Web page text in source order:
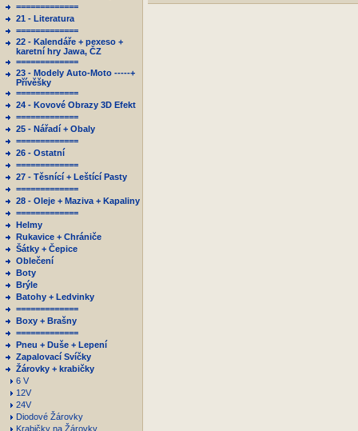
=============
21 - Literatura
=============
22 - Kalendáře + pexeso +
karetní hry Jawa, ČZ
=============
23 - Modely Auto-Moto -----+
Přívěšky
=============
24 - Kovové Obrazy 3D Efekt
=============
25 - Nářadí + Obaly
=============
26 - Ostatní
=============
27 - Těsnící + Leštící Pasty
=============
28 - Oleje + Maziva + Kapaliny
=============
Helmy
Rukavice + Chrániče
Šátky + Čepice
Oblečení
Boty
Brýle
Batohy + Ledvinky
=============
Boxy + Brašny
=============
Pneu + Duše + Lepení
Zapalovací Svíčky
Žárovky + krabičky
6 V
12V
24V
Diodové Žárovky
Krabičky na Žárovky